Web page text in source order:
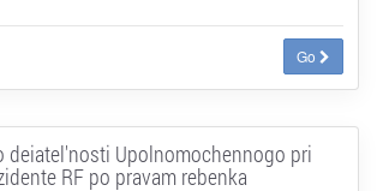
Go
deiatel'nosti Upolnomochennogo pri
RF po pravam rebenka